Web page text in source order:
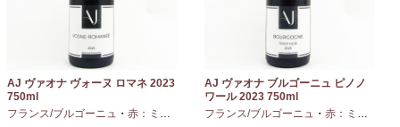
AJ ヴァオナ ヴォーヌ ロマネ 2023
750ml
フランス/ブルゴーニュ ・ 赤：ミディアムボディ ・ピノノワール
AJ ヴァオナ ブルゴーニュ ピノノ
ワール 2023 750ml
フランス/ブルゴーニュ ・ 赤：ミディアムボディ